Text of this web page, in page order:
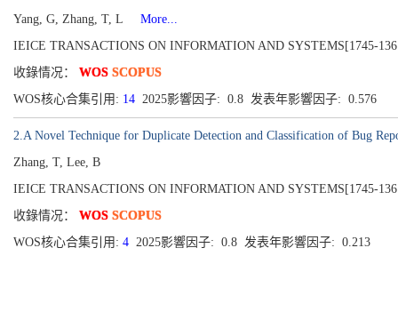
Yang, G, Zhang, T, L
More...
IEICE TRANSACTIONS ON INFORMATION AND SYSTEMS[1745-
收錄情况： WOS SCOPUS
WOS核心合集引用: 14 2025影響因子: 0.8 发表年影響因子: 0.576
2.A Novel Technique for Duplicate Detection and Classification of Bug
Zhang, T, Lee, B
IEICE TRANSACTIONS ON INFORMATION AND SYSTEMS[1745-
收錄情况： WOS SCOPUS
WOS核心合集引用: 4 2025影響因子: 0.8 发表年影響因子: 0.213